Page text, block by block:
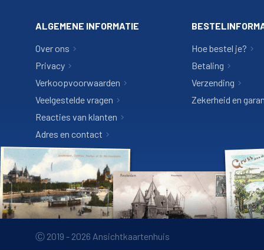
ALGEMENE INFORMATIE
Over ons
Privacy
Verkoopvoorwaarden
Veelgestelde vragen
Reacties van klanten
Adres en contact
Hoe bestel je?
Betaling
Verzending
Zekerheid en
Ⓒ 2019 - 2026 Ansichtkaartenhuis